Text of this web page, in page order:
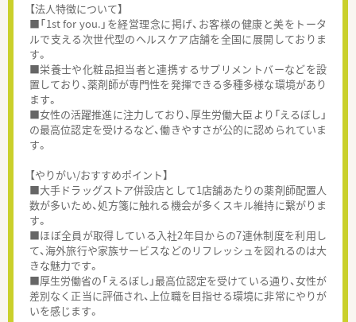
【法人特徴について】
■「1st for you.」を経営理念に掲げ、お客様の健康と美をトータ
ルで支える次世代型のヘルスケア店舗を全国に展開しておりま
す。
■栄養士や化粧品担当者と連携するサプリメントバーなどを設
置しており、薬剤師が専門性を発揮できる多種多様な環境があり
ます。
■女性の活躍推進に注力しており、厚生労働大臣より「えるぼし」
の最高位認定を受けるなど、働きやすさが公的に認められていま
す。
【やりがい/おすすめポイント】
■大手ドラッグストア併設店として1店舗あたりの薬剤師配置人
数が多いため、処方箋に触れる機会が多くスキル維持に繋がりま
す。
■ほぼ全員が取得している入社2年目からの7連休制度を利用し
て、海外旅行や家族サービスなどのリフレッシュを図れるのは大
きな魅力です。
■厚生労働省の「えるぼし」最高位認定を受けている通り、女性が
差別なく正当に評価され、上位職を目指せる環境に非常にやりが
いを感じます。